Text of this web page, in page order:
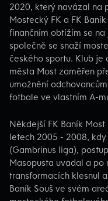
2020, který navázal na
Mostecký FK a FK
finančním obtížím se
společně se snaží
českého sportu. Klub
města Most zaměřen
umožnění
fotbale ve vlastním A-
Někdejší FK Baník
letech 2005 - 2008,
(Gambrinus liga),
Masopusta uvadal a po
transformacích klesnul
Baník Souš ve svém